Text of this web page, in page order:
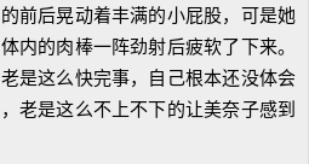
前后晃动着丰满的小屁股，可是她
内的肉棒一阵劲射后疲软了下来。
是这么快完事，自己根本还没体会
老是这么不上不下的让美奈子感到